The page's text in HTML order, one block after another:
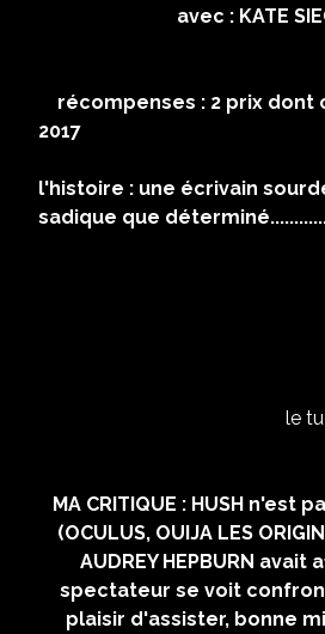
avec : KATE SIEGEL,
scénario : MIKE
musique :
récompenses : 2 prix dont
2017
l'histoire : une écrivain
sadique que
le
MA CRITIQUE : HUSH
(OCULUS, OUIJA LES
AUDREY HEPBURN
spectateur se voit
plaisir d'assister, bonne